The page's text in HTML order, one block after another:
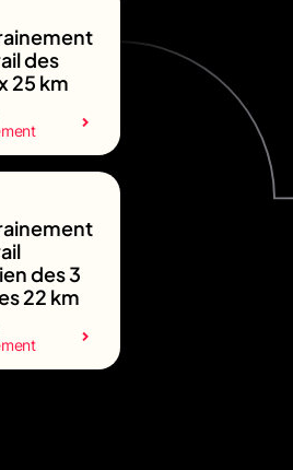
des
25 km
des 3
22 km